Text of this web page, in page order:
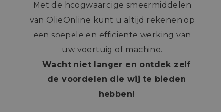
Met de hoogwaardige smeermiddelen
van OlieOnline kunt u altijd rekenen op
een soepele en efficiënte werking van
uw voertuig of machine.
Wacht niet langer en ontdek zelf
de voordelen die wij te bieden
hebben!